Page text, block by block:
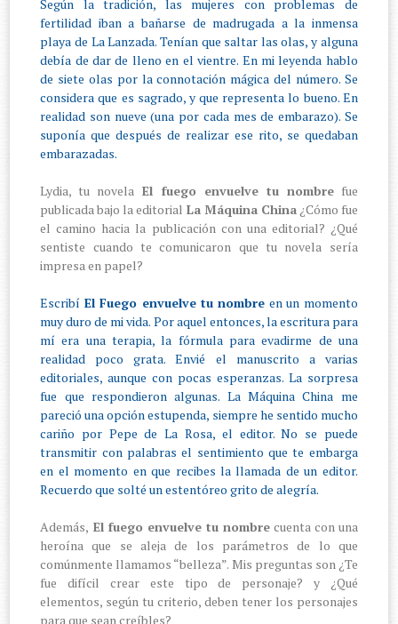
Según la tradición, las mujeres con problemas de
fertilidad iban a bañarse de madrugada a la inmensa
playa de La Lanzada. Tenían que saltar las olas, y alguna
debía de dar de lleno en el vientre. En mi leyenda hablo
de siete olas por la connotación mágica del número. Se
considera que es sagrado, y que representa lo bueno. En
realidad son nueve (una por cada mes de embarazo). Se
suponía que después de realizar ese rito, se quedaban
embarazadas.
Lydia, tu novela El fuego envuelve tu nombrefue
publicada bajo la editorial La Máquina China¿Cómo fue
el camino hacia la publicación con una editorial? ¿Qué
sentiste cuando te comunicaron que tu novela sería
impresa en papel?
Escribí El Fuego envuelve tu nombre en un momento
muy duro de mi vida. Por aquel entonces, la escritura para
mí era una terapia, la fórmula para evadirme de una
realidad poco grata. Envié el manuscrito a varias
editoriales, aunque con pocas esperanzas. La sorpresa
fue que respondieron algunas. La Máquina China me
pareció una opción estupenda, siempre he sentido mucho
cariño por Pepe de La Rosa, el editor. No se puede
transmitir con palabras el sentimiento que te embarga
en el momento en que recibes la llamada de un editor.
Recuerdo que solté un estentóreo grito de alegría.
Además, El fuego envuelve tu nombrecuenta con una
heroína que se aleja de los parámetros de lo que
comúnmente llamamos “belleza”. Mis preguntas son ¿Te
fue difícil crear este tipo de personaje? y ¿Qué
elementos, según tu criterio, deben tener los personajes
para que sean creíbles?